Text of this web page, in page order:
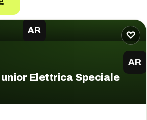
♡
AR
AR
Elettrica Speciale